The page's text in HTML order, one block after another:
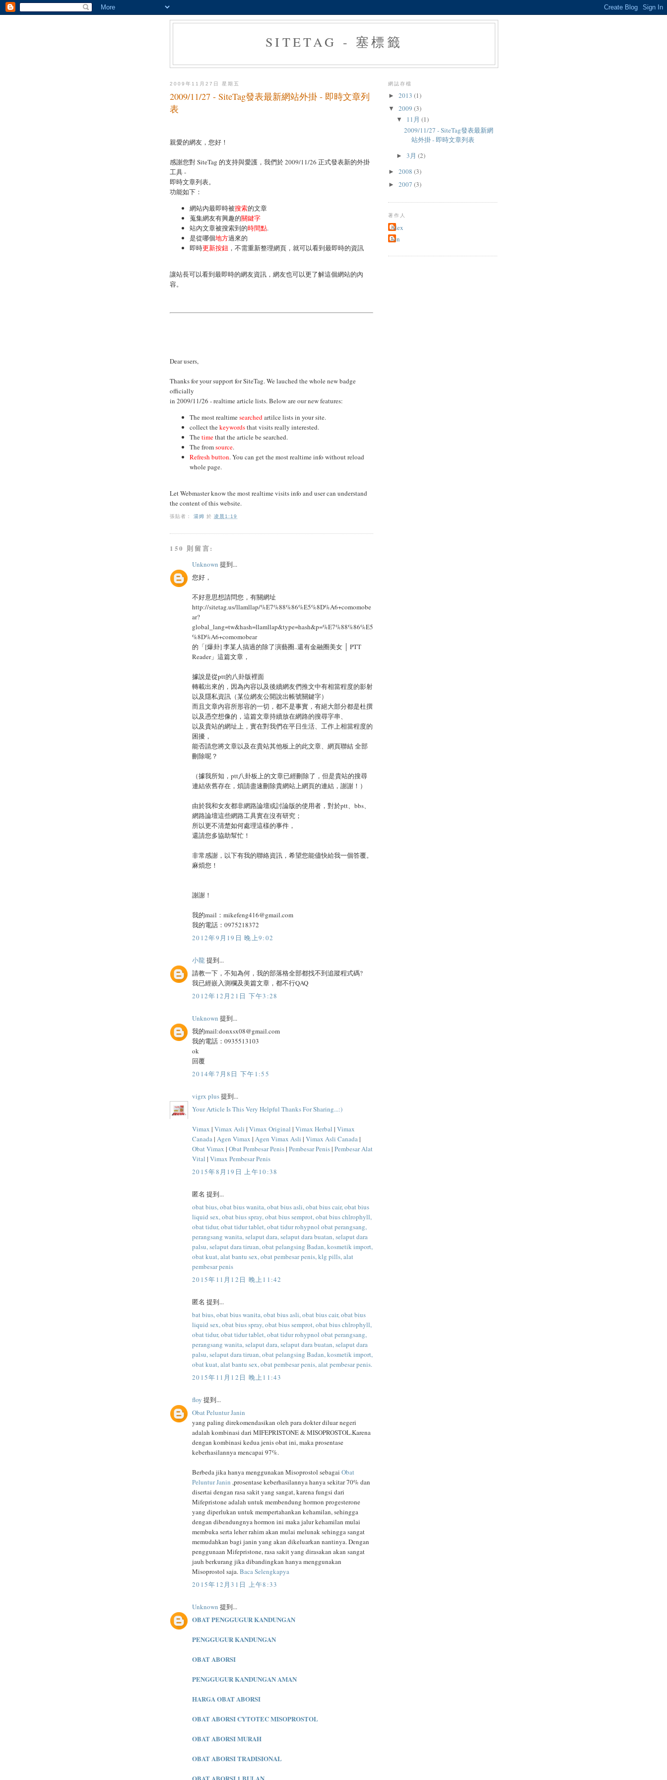
SITETAG - 塞標籤
2009年11月27日 星期五
2009/11/27 - SiteTag發表最新網站外掛 - 即時文章列
表
親愛的網友，您好！
感謝您對 SiteTag 的支持與愛護，我們於 2009/11/26 正式發表新的外掛
工具 -
即時文章列表。
功能如下：
網站內最即時被搜索的文章
蒐集網友有興趣的關鍵字
站內文章被搜索到的時間點.
是從哪個地方過來的
即時更新按鈕 ，不需重新整理網頁，就可以看到最即時的資訊
讓站長可以看到最即時的網友資訊，網友也可以更了解這個網站的內
容。
Dear users,
Thanks for your support for SiteTag. We lauched the whole new badge
officially
in 2009/11/26 - realtime article lists. Below are our new features:
The most realtimesearchedartilce lists in your site.
collect thekeywordsthat visits really interested.
Thetimethat the article be searched.
The fromsource.
Refresh button. You can get the most realtime info without reload
whole page.
Let Webmaster know the most realtime visits info and user can understand
the content of this website.
張貼者：湯姆 於凌晨1:19
150 則留言:
Unknown 提到...
您好，
不好意思想請問您，有關網址
http://sitetag.us/llamllap/%E7%88%86%E5%8D%A6+comomobe
ar?
global_lang=tw&hash=llamllap&type=hash&p=%E7%88%86%E5
%8D%A6+comomobear
的「[爆卦] 李某人搞過的除了演藝圈..還有金融圈美女 │ PTT
Reader」這篇文章，
據說是從ptt的八卦版裡面
轉載出來的，因為內容以及後續網友們推文中有相當程度的影射
以及隱私資訊（某位網友公開說出帳號關鍵字）
而且文章內容所形容的一切，都不是事實，有絕大部分都是杜撰
以及憑空想像的，這篇文章持續放在網路的搜尋字串、
以及貴站的網址上，實在對我們在平日生活、工作上相當程度的
困擾，
能否請您將文章以及在貴站其他板上的此文章、網頁聯結 全部
刪除呢？
（據我所知，ptt八卦板上的文章已經刪除了，但是貴站的搜尋
連結依舊存在，煩請盡速刪除貴網站上網頁的連結，謝謝！）
由於我和女友都非網路論壇或討論版的使用者，對於ptt、bbs、
網路論壇這些網路工具實在沒有研究；
所以更不清楚如何處理這樣的事件，
還請您多協助幫忙！
非常感謝，以下有我的聯絡資訊，希望您能儘快給我一個答覆。
麻煩您！
謝謝！
我的mail： mikefeng416@gmail.com
我的電話：0975218372
2012年9月19日 晚上9:02
小龍 提到...
請教一下，不知為何，我的部落格全部都找不到追蹤程式碼?
我已經嵌入測欄及美篇文章，都不行QAQ
2012年12月21日 下午3:28
Unknown 提到...
我的mail:donxsx08@gmail.com
我的電話：0935513103
ok
回覆
2014年7月8日 下午1:55
vigrx plus提到...
YourArticle IsThisVery Helpful ThanksForSharing...:)
Vimax | Vimax Asli | Vimax Original | Vimax Herbal | Vimax
Canada| Agen Vimax | Agen Vimax Asli | Vimax Asli Canada|
Obat Vimax | Obat Pembesar Penis| Pembesar Penis| Pembesar Alat
Vital | Vimax Pembesar Penis
2015年8月19日 上午10:38
匿名 提到...
obat bius, obat bius wanita, obat bius asli, obat bius cair, obat bius
liquid sex, obat bius spray, obat bius semprot, obat bius chlrophyll,
obat tidur, obat tidur tablet, obat tidur rohypnol obat perangsang,
perangsang wanita, selaput dara, selaput dara buatan, selaput dara
palsu, selaput dara tiruan, obat pelangsing Badan, kosmetik import,
obat kuat, alat bantu sex, obat pembesar penis, klg pills, alat
pembesar penis
2015年11月12日 晚上11:42
匿名 提到...
bat bius, obat bius wanita, obat bius asli, obat bius cair, obat bius
liquid sex, obat bius spray, obat bius semprot, obat bius chlrophyll,
obat tidur, obat tidur tablet, obat tidur rohypnol obat perangsang,
perangsang wanita, selaput dara, selaput dara buatan, selaput dara
palsu, selaput dara tiruan, obat pelangsing Badan, kosmetik import,
obat kuat, alat bantu sex, obat pembesar penis, alat pembesar penis.
2015年11月12日 晚上11:43
floy 提到...
Obat Peluntur Janin
yang paling direkomendasikan oleh para dokter diluar negeri
adalah kombinasi dari MIFEPRISTONE & MISOPROSTOL.Karena
dengan kombinasi kedua jenis obat ini, maka prosentase
keberhasilannya mencapai 97%.
Berbeda jika hanya menggunakan Misoprostol sebagai Obat
Peluntur Janin ,prosentase keberhasilannya hanya sekitar 70% dan
disertai dengan rasa sakit yang sangat, karena fungsi dari
Mifepristone adalah untuk membendung hormon progesterone
yang diperlukan untuk mempertahankan kehamilan, sehingga
dengan dibendungnya hormon ini maka jalur kehamilan mulai
membuka serta leher rahim akan mulai melunak sehingga sangat
memudahkan bagi janin yang akan dikeluarkan nantinya. Dengan
penggunaan Mifepristone, rasa sakit yang dirasakan akan sangat
jauh berkurang jika dibandingkan hanya menggunakan
Misoprostol saja.Baca Selengkapya
2015年12月31日 上午8:33
Unknown 提到...
OBAT PENGGUGUR KANDUNGAN
PENGGUGUR KANDUNGAN
OBAT ABORSI
PENGGUGUR KANDUNGAN AMAN
HARGA OBAT ABORSI
OBAT ABORSI CYTOTEC MISOPROSTOL
OBAT ABORSI MURAH
OBAT ABORSI TRADISIONAL
網誌存檔
► 2013 (1)
▼ 2009 (3)
▼ 11月 (1)
2009/11/27 - SiteTag發表最新網
站外掛 - 即時文章列表
► 3月 (2)
► 2008 (3)
► 2007 (3)
著作人
Alex
Jon